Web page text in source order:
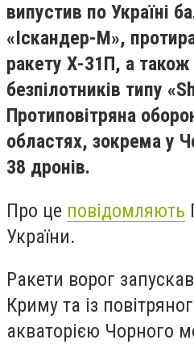
випустив по Україні
«Іскандер-М»,
ракету Х-31П, а також
безпілотників типу
Протиповітряна
областях, зокрема у
38 дронів.
Про це повідомляють
України.
Ракети ворог
Криму та із
акваторією Чорного